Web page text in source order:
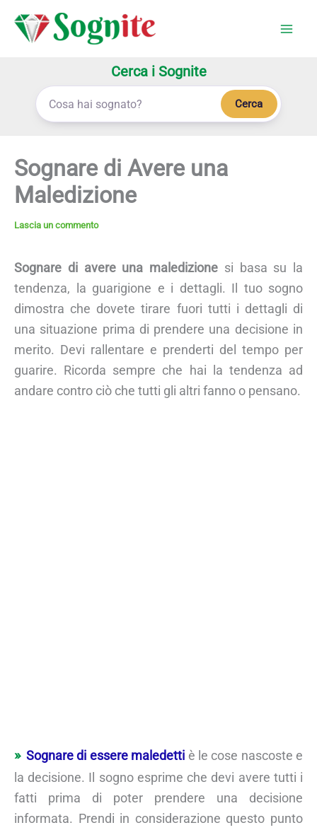
Cerca i Sognite
Cerca
Sognare di Avere una
Maledizione
Lascia un commento
Sognare di avere una maledizione si basa su la
tendenza, la guarigione e i dettagli. Il tuo sogno
dimostra che dovete tirare fuori tutti i dettagli di
una situazione prima di prendere una decisione in
merito. Devi rallentare e prenderti del tempo per
guarire. Ricorda sempre che hai la tendenza ad
andare contro ciò che tutti gli altri fanno o pensano.
Sognare di essere maledetti è le cose nascoste e
la decisione. Il sogno esprime che devi avere tutti i
fatti prima di poter prendere una decisione
informata. Prendi in considerazione questo punto